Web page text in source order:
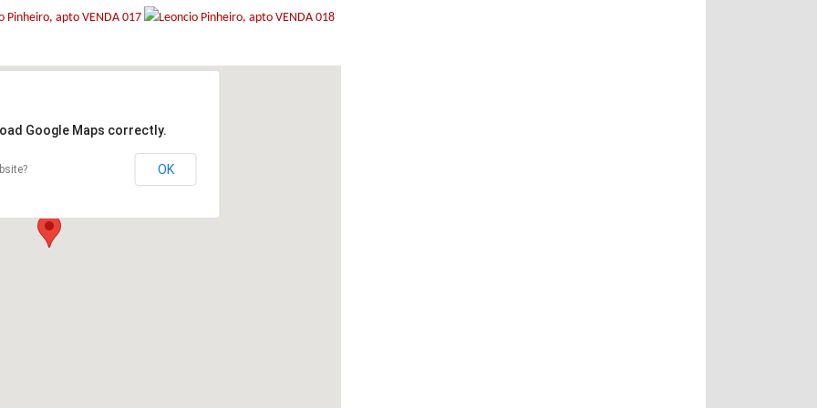
Google Maps correctly.
OK